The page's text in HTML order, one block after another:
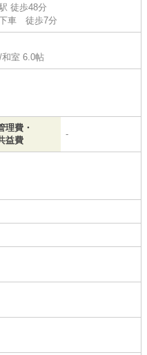
徒歩48分
下車 徒歩7分
/和室 6.0帖
理費・
益費
-